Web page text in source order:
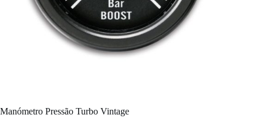
Manómetro Pressão Turbo Vintage